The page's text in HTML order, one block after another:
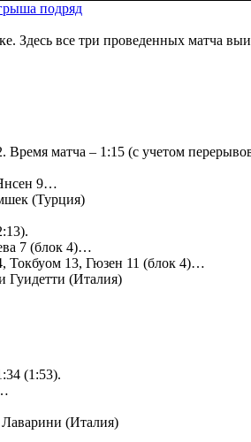
подряд
Здесь все три проведенных матча
матча – 1:15 (с учетом
9…
(Турция)
7 (блок 4)…
Токбуом 13, Гюзен 11 (блок 4)…
Гуидетти (Италия)
(1:53).
(Италия)